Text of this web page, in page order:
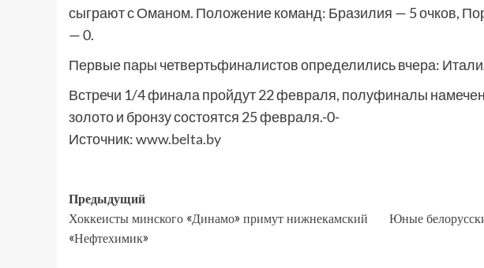
сыграют с Оманом. Положение команд: Бразилия — 5 очков,
— 0.
Первые пары четвертьфиналистов определились вчера:
Встречи 1/4 финала пройдут 22 февраля, полуфиналы
золото и бронзу состоятся 25 февраля.-0-
Источник:www.belta.by
Предыдущий
Хоккеисты минского «Динамо» примут нижнекамский
«Нефтехимик»
Юные